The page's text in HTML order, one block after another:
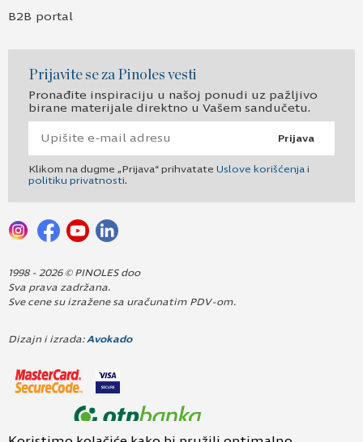
B2B portal
Prijavite se za Pinoles vesti
Pronađite inspiraciju u našoj ponudi uz pažljivo
birane materijale direktno u Vašem sandučetu.
Prijava
Klikom na dugme „Prijava“ prihvatate Uslove korišćenja i
politiku privatnosti.
1998 - 2026 © PINOLES doo
Sva prava zadržana.
Sve cene su izražene sa uračunatim PDV-om.
Dizajn i izrada: Avokado